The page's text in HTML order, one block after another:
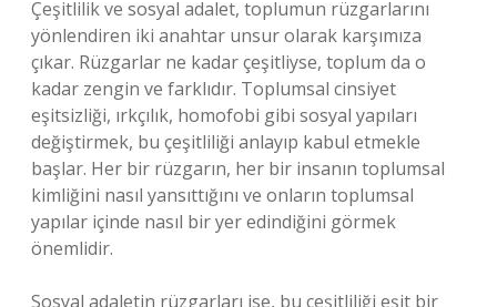
Çeşitlilik ve sosyal adalet, toplumun rüzgarlarını
yönlendiren iki anahtar unsur olarak karşımıza
çıkar. Rüzgarlar ne kadar çeşitliyse, toplum da o
kadar zengin ve farklıdır. Toplumsal cinsiyet
eşitsizliği, ırkçılık, homofobi gibi sosyal yapıları
değiştirmek, bu çeşitliliği anlayıp kabul etmekle
başlar. Her bir rüzgarın, her bir insanın toplumsal
kimliğini nasıl yansıttığını ve onların toplumsal
yapılar içinde nasıl bir yer edindiğini görmek
önemlidir.
Sosyal adaletin rüzgarları ise, bu çeşitliliği eşit bir